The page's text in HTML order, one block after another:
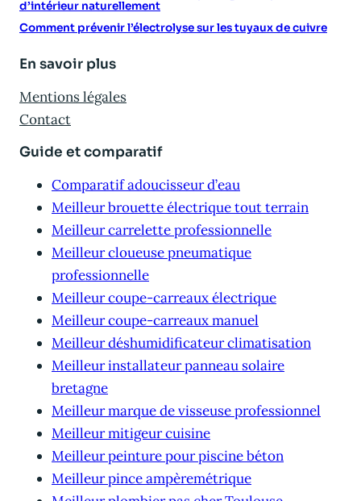
d’intérieur naturellement
Comment prévenir l’électrolyse sur les tuyaux de cuivre
En savoir plus
Mentions légales
Contact
Guide et comparatif
Comparatif adoucisseur d’eau
Meilleur brouette électrique tout terrain
Meilleur carrelette professionnelle
Meilleur cloueuse pneumatique
professionnelle
Meilleur coupe-carreaux électrique
Meilleur coupe-carreaux manuel
Meilleur déshumidificateur climatisation
Meilleur installateur panneau solaire
bretagne
Meilleur marque de visseuse professionnel
Meilleur mitigeur cuisine
Meilleur peinture pour piscine béton
Meilleur pince ampèremétrique